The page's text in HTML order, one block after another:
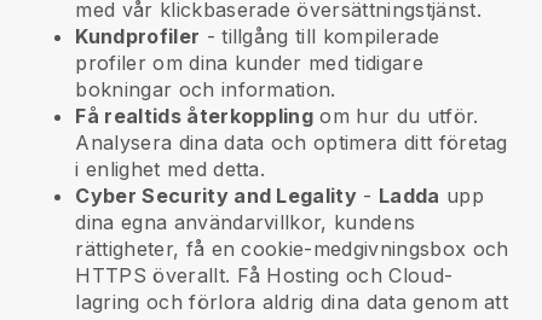
med vår klickbaserade översättningstjänst.
Kundprofiler - tillgång till kompilerade
profiler om dina kunder med tidigare
bokningar och information.
Få realtids återkoppling om hur du utför.
Analysera dina data och optimera ditt företag
i enlighet med detta.
Cyber Security and Legality - Ladda upp
dina egna användarvillkor, kundens
rättigheter, få en cookie-medgivningsbox och
HTTPS överallt. Få Hosting och Cloud-
lagring och förlora aldrig dina data genom att